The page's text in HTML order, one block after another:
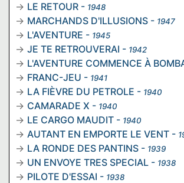
LE RETOUR - 1948
MARCHANDS D'ILLUSIONS - 1947
L'AVENTURE - 1945
JE TE RETROUVERAI - 1942
L'AVENTURE COMMENCE À
FRANC-JEU - 1941
LA FIÈVRE DU PETROLE - 1940
CAMARADE X - 1940
LE CARGO MAUDIT - 1940
AUTANT EN EMPORTE LE VENT -
LA RONDE DES PANTINS - 1939
UN ENVOYE TRES SPECIAL - 1938
PILOTE D'ESSAI - 1938